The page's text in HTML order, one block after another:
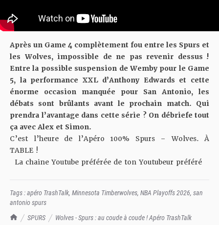
TrashTalk Actu NBA
SPURS Wolves - Spurs : au coude à coude ! Apéro TrashTalk
Après un Game 4 complètement fou entre les Spurs et
les Wolves, impossible de ne pas revenir dessus !
Entre la possible suspension de Wemby pour le Game
5, la performance XXL d’Anthony Edwards et cette
énorme occasion manquée pour San Antonio, les
débats sont brûlants avant le prochain match. Qui
prendra l’avantage dans cette série ? On débriefe tout
ça avec Alex et Simon.
C’est l’heure de l’Apéro 100% Spurs – Wolves. À
TABLE !
La chaine Youtube préférée de ton Youtubeur préféré
Tags :apéro TrashTalk, Minnesota Timberwolves, NBA Playoffs 2026, san
antonio spurs